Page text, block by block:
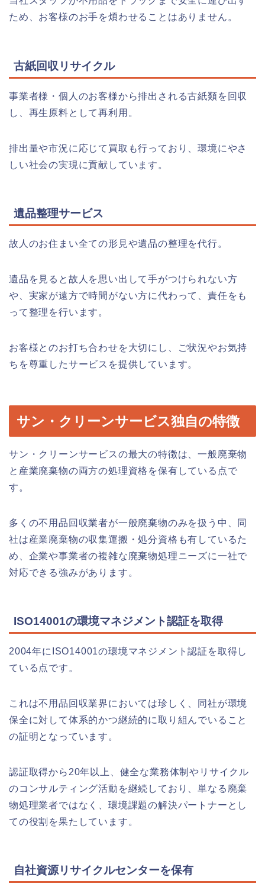
ため、お客様のお手を煩わせることはありません。
古紙回収リサイクル
事業者様・個人のお客様から排出される古紙類を回収
し、再生原料として再利用。
排出量や市況に応じて買取も行っており、環境にやさ
しい社会の実現に貢献しています。
遺品整理サービス
故人のお住まい全ての形見や遺品の整理を代行。
遺品を見ると故人を思い出して手がつけられない方
や、実家が遠方で時間がない方に代わって、責任をも
って整理を行います。
お客様とのお打ち合わせを大切にし、ご状況やお気持
ちを尊重したサービスを提供しています。
サン・クリーンサービス独自の特徴
サン・クリーンサービスの最大の特徴は、一般廃棄物
と産業廃棄物の両方の処理資格を保有している点で
す。
多くの不用品回収業者が一般廃棄物のみを扱う中、同
社は産業廃棄物の収集運搬・処分資格も有しているた
め、企業や事業者の複雑な廃棄物処理ニーズに一社で
対応できる強みがあります。
ISO14001の環境マネジメント認証を取得
2004年にISO14001の環境マネジメント認証を取得し
ている点です。
これは不用品回収業界においては珍しく、同社が環境
保全に対して体系的かつ継続的に取り組んでいること
の証明となっています。
認証取得から20年以上、健全な業務体制やリサイクル
のコンサルティング活動を継続しており、単なる廃棄
物処理業者ではなく、環境課題の解決パートナーとし
ての役割を果たしています。
自社資源リサイクルセンターを保有